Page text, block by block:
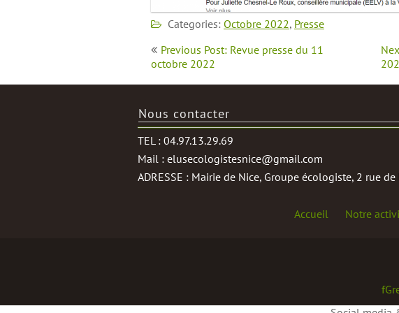
Categories: Octobre 2022, Presse
Navigation
de
l’article
Previous Post: Revue presse du 11
octobre 2022
Nous contacter
TEL : 04.97.13.29.69
Mail : elusecologistesnice@gmail.com
ADRESSE : Mairie de Nice, Groupe écologiste, 2 rue
Accueil Notre